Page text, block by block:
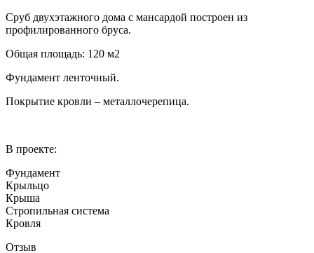
Сруб двухэтажного дома с мансардой построен из
профилированного бруса.
Общая площадь: 120 м2
Фундамент ленточный.
Покрытие кровли – металлочерепица.
В проекте:
Фундамент
Крыльцо
Крыша
Стропильная система
Кровля
Отзыв